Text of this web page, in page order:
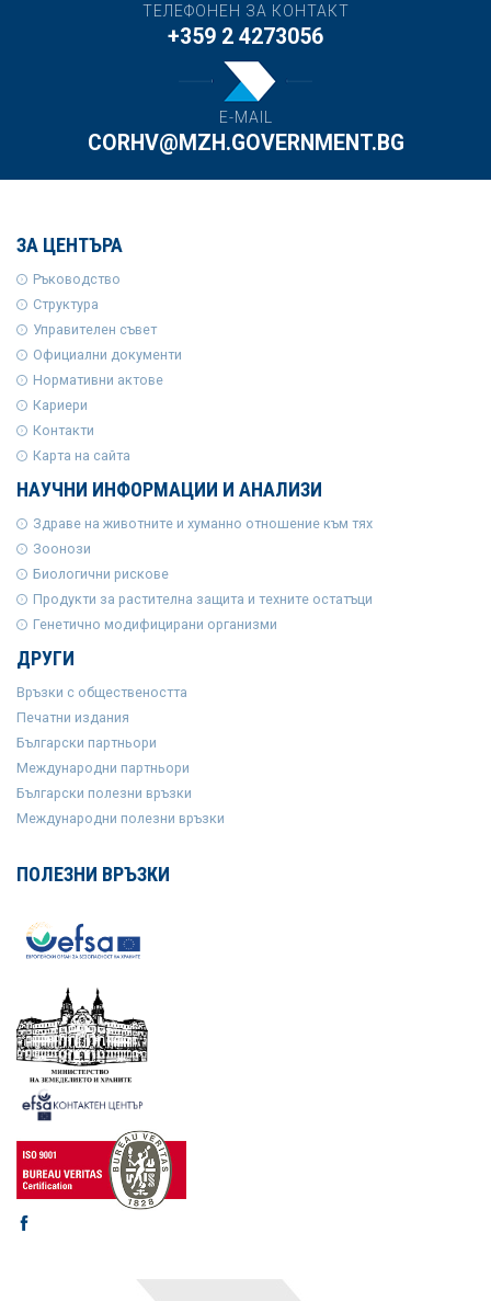
ТЕЛЕФОНЕН ЗА КОНТАКТ
+359 2 4273056
E-MAIL
CORHV@MZH.GOVERNMENT.BG
ЗА ЦЕНТЪРА
Ръководство
Структура
Управителен съвет
Официални документи
Нормативни актове
Кариери
Контакти
Карта на сайта
НАУЧНИ ИНФОРМАЦИИ И АНАЛИЗИ
Здраве на животните и хуманно отношение към тях
Зоонози
Биологични рискове
Продукти за растителна защита и техните остатъци
Генетично модифицирани организми
ДРУГИ
Връзки с обществеността
Печатни издания
Български партньори
Международни партньори
Български полезни връзки
Международни полезни връзки
ПОЛЕЗНИ ВРЪЗКИ